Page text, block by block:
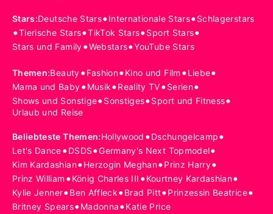
Stars:Deutsche Stars•Internationale Stars•Schlagerstars
•Tierische Stars•TikTok Stars•Sport Stars•
Stars und Family•Webstars•YouTube Stars
Themen:Beauty•Fashion•Kino und Film •Liebe•
Mama und Baby•Musik•Reality TV•Serien•
Shows und Sonstige•Sonstiges•Sport und Fitness•
Urlaub und Reise
Beliebteste Themen:Hollywood •Dschungelcamp•
Let's Dance•DSDS•Germany's Next Topmodel•
Kim Kardashian•Herzogin Meghan•Prinz Harry•
Prinz William •König Charles III •Kourtney Kardashian•
Kylie Jenner•Ben Affleck•Brad Pitt•Prinzessin Beatrice•
Britney Spears•Madonna•Katie Price